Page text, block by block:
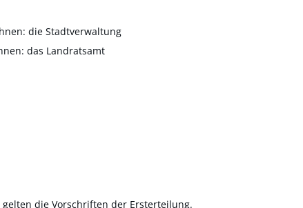
die Stadtverwaltung
das Landratsamt
die Vorschriften der Ersterteilung.